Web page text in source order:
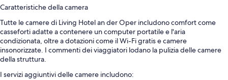
Caratteristiche della camera
Tutte le camere di Living Hotel an der Oper includono comfort come
casseforti adatte a contenere un computer portatile e l'aria
condizionata, oltre a dotazioni come il Wi-Fi gratis e camere
insonorizzate. I commenti dei viaggiatori lodano la pulizia delle camere
della struttura.
I servizi aggiuntivi delle camere includono: